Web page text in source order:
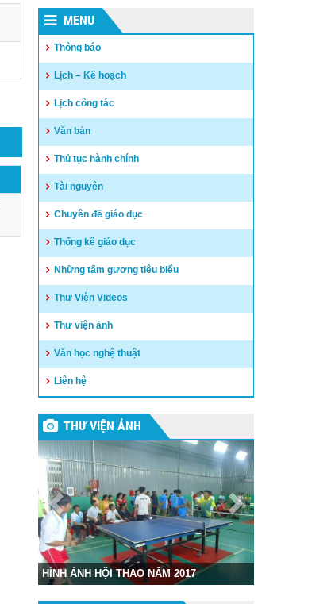
BỘ GIÁO DỤC VÀ ĐÀO TẠO
(26/06/2023)
Quyết định công khai quyết
toán thu chi NSNN năm 2022
MENU
Thông báo
Lịch – Kế hoạch
Lịch công tác
Văn bản
Thủ tục hành chính
Tài nguyên
Chuyên đề giáo dục
Thống kê giáo dục
Những tấm gương tiêu biểu
Thư Viện Videos
Thư viện ảnh
Văn học nghệ thuật
Liên hệ
THƯ VIỆN ẢNH
HÌNH ẢNH HỘI THAO NĂM 2017